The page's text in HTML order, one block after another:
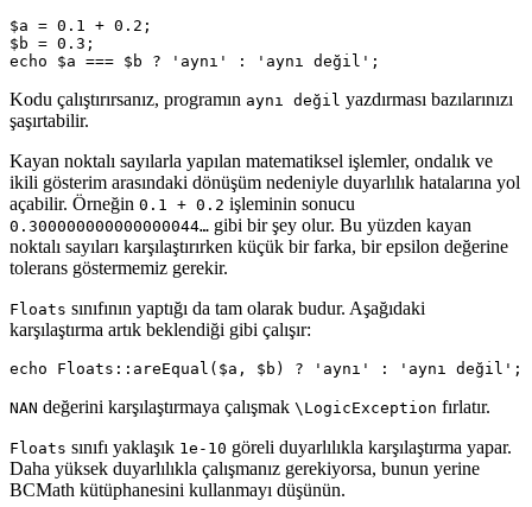
$a = 0.1 + 0.2;
$b = 0.3;
Kodu çalıştırırsanız, programın aynı değil yazdırması bazılarınızı
şaşırtabilir.
Kayan noktalı sayılarla yapılan matematiksel işlemler, ondalık ve
ikili gösterim arasındaki dönüşüm nedeniyle duyarlılık hatalarına yol
açabilir. Örneğin 0.1 + 0.2 işleminin sonucu
0.300000000000000044… gibi bir şey olur. Bu yüzden kayan
noktalı sayıları karşılaştırırken küçük bir farka, bir epsilon değerine
tolerans göstermemiz gerekir.
Floats sınıfının yaptığı da tam olarak budur. Aşağıdaki
karşılaştırma artık beklendiği gibi çalışır:
NAN değerini karşılaştırmaya çalışmak \LogicException fırlatır.
Floats sınıfı yaklaşık 1e-10 göreli duyarlılıkla karşılaştırma yapar.
Daha yüksek duyarlılıkla çalışmanız gerekiyorsa, bunun yerine
BCMath kütüphanesini kullanmayı düşünün.